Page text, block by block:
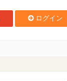
ログイン